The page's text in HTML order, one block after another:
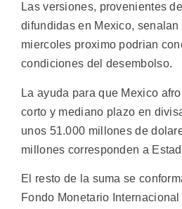
Las versiones, provenientes
difundidas en Mexico, senalan
miercoles proximo podrian
condiciones del desembolso.
La ayuda para que Mexico
corto y mediano plazo en
unos 51.000 millones de
millones corresponden a
El resto de la suma se
Fondo Monetario